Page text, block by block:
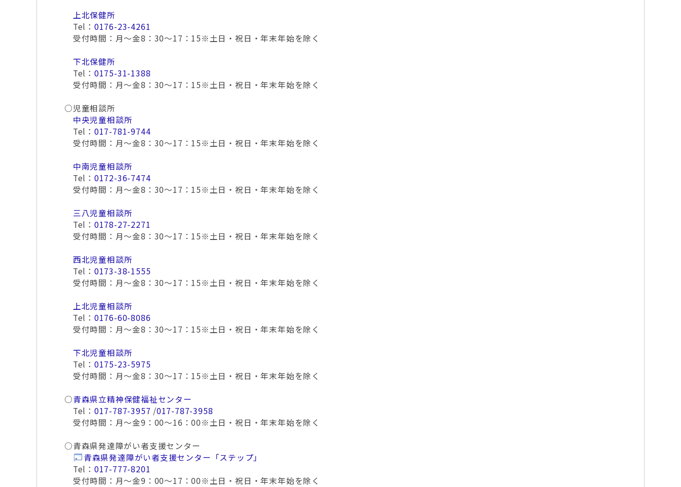
上北保健所
Tel： 0176-23-4261
受付時間：月～金8：30～17：15※土日・祝日・年末年始を除く
下北保健所
Tel： 0175-31-1388
受付時間：月～金8：30～17：15※土日・祝日・年末年始を除く
○児童相談所
中央児童相談所
Tel： 017-781-9744
受付時間：月～金8：30～17：15※土日・祝日・年末年始を除く
中南児童相談所
Tel： 0172-36-7474
受付時間：月～金8：30～17：15※土日・祝日・年末年始を除く
三八児童相談所
Tel： 0178-27-2271
受付時間：月～金8：30～17：15※土日・祝日・年末年始を除く
西北児童相談所
Tel： 0173-38-1555
受付時間：月～金8：30～17：15※土日・祝日・年末年始を除く
上北児童相談所
Tel： 0176-60-8086
受付時間：月～金8：30～17：15※土日・祝日・年末年始を除く
下北児童相談所
Tel： 0175-23-5975
受付時間：月～金8：30～17：15※土日・祝日・年末年始を除く
○青森県立精神保健福祉センター
Tel： 017-787-3957 /017-787-3958
受付時間：月～金9：00～16：00※土日・祝日・年末年始を除く
○青森県発達障がい者支援センター
青森県発達障がい者支援センター「ステップ」
Tel： 017-777-8201
受付時間：月～金9：00～17：00※土日・祝日・年末年始を除く